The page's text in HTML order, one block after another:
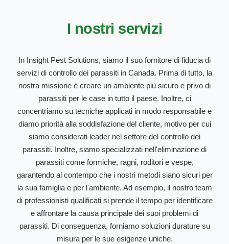
I nostri servizi
In Insight Pest Solutions, siamo il suo fornitore di fiducia di
servizi di controllo dei parassiti in Canada. Prima di tutto, la
nostra missione è creare un ambiente più sicuro e privo di
parassiti per le case in tutto il paese. Inoltre, ci
concentriamo su tecniche applicati in modo responsabile e
diamo priorità alla soddisfazione del cliente, motivo per cui
siamo considerati leader nel settore del controllo dei
parassiti. Inoltre, siamo specializzati nell'eliminazione di
parassiti come formiche, ragni, roditori e vespe,
garantendo al contempo che i nostri metodi siano sicuri per
la sua famiglia e per l'ambiente. Ad esempio, il nostro team
di professionisti qualificati si prende il tempo per identificare
e affrontare la causa principale dei suoi problemi di
parassiti. Di conseguenza, forniamo soluzioni durature su
misura per le sue esigenze uniche.